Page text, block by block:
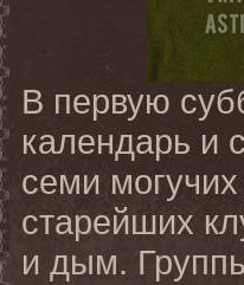
В первую
календарь и
семи
старейших
и дым.